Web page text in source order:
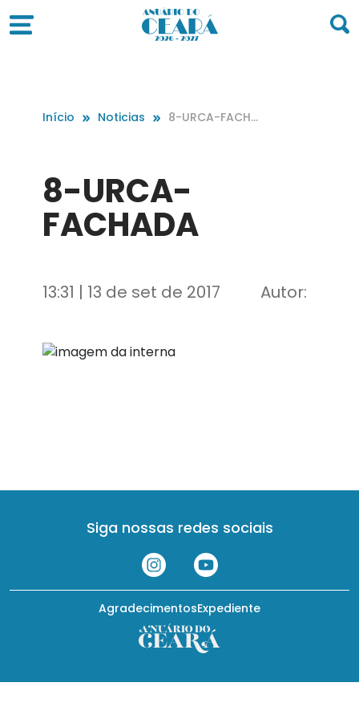
Início Noticias
8-URCA-FACHA
8-URCA-
FACHADA
13:31 | 13 de set de 2017 Autor:
Siga nossas redes sociais
Expediente
Agradecimentos